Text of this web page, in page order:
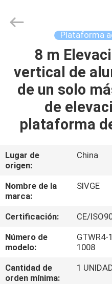
HOGAR
PRODUCTOS
VIDEOS
SOBRE
NOSOTROS
VIAJE
DE
LA
FÁBRICA
MACHINERY
Plataforma
8 m
vertical de
de un solo
de
plataforma
Lugar de
origen:
China
Nombre de la
marca:
SIVGE
Certificación:
CE/
Número de
modelo:
GTWR4-
1008
Cantidad de
orden mínima:
1